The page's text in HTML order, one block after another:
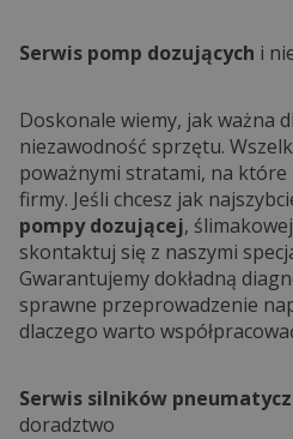
Serwis pomp dozujących i
Doskonale wiemy, jak ważna
niezawodność sprzętu.
poważnymi stratami, na które
firmy. Jeśli chcesz jak
pompy dozującej,
skontaktuj się z naszymi
Gwarantujemy dokładną
sprawne przeprowadzenie
dlaczego warto
Serwis silników
doradztwo